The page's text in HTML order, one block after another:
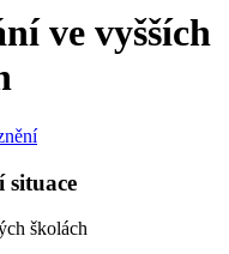
ve vyšších
situace
školách